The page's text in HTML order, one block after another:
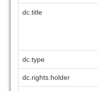
dc.title
dc.type
dc.rights.holder